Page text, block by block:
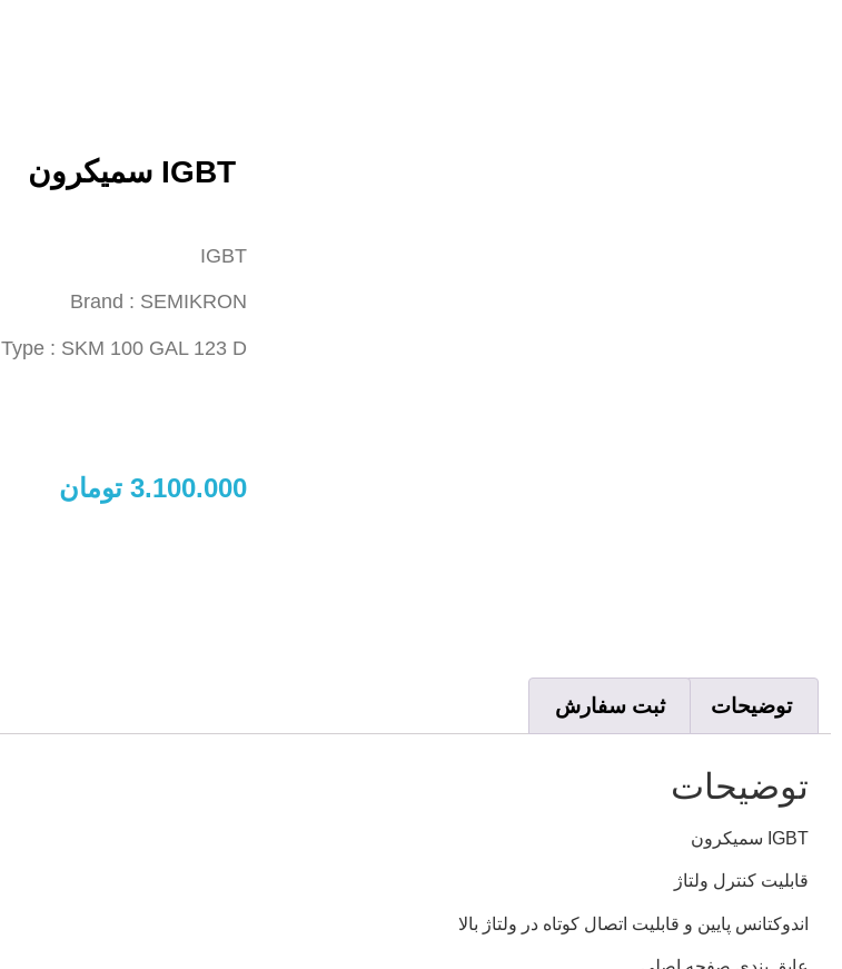
IGBT سمیکرون
IGBT
Brand : SEMIKRON
Type : SKM 100 GAL 123 D
3.100.000 تومان
توضیحات ثبت سفارش
توضیحات
IGBT سمیکرون
قابلیت کنترل ولتاژ
اندوکتانس پایین و قابلیت اتصال کوتاه در ولتاژ بالا